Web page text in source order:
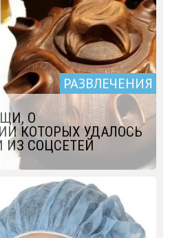
РАЗВЛЕЧЕНИЯ
О
КОТОРЫХ УДАЛОСЬ
ИЗ СОЦCЕТЕЙ